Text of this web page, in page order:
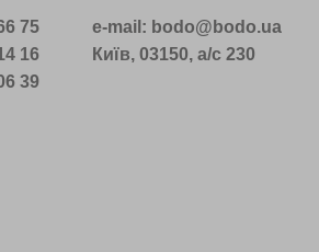
75
16
39
e-mail: bodo@bodo.ua
Київ, 03150, а/с 230